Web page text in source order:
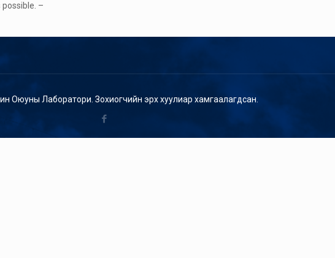
possible. –
Оюуны Лаборатори. Зохиогчийн эрх хуулиар хамгаалагдсан.